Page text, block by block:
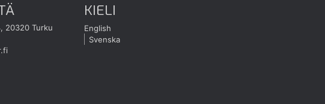
20320 Turku
KIELI
English
Svenska